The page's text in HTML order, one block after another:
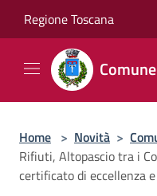
Regione Toscana
Home > Novità >
Rifiuti, Altopascio tra i
certificato di eccellenza